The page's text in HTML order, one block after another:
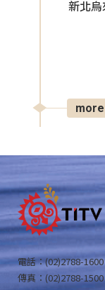
新北烏
more
電話：(02)2788-1600
傳真：(02)2788-1500